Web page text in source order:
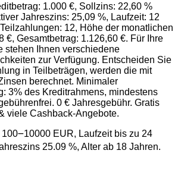
1.000 €, Sollzins: 22,60 %
Jahreszins: 25,09 %, Laufzeit: 12
12, Höhe der monatlichen
€, Gesamtbetrag: 1.126,60 €. Für Ihre
stehen Ihnen verschiedene
zur Verfügung. Entscheiden Sie
in Teilbeträgen, werden die mit
berechnet. Minimaler
3% des Kreditrahmens, mindestens
0 € Jahresgebühr. Gratis
viele Cashback-Angebote.
EUR, Laufzeit bis zu 24
25.09 %, Alter ab 18 Jahren.